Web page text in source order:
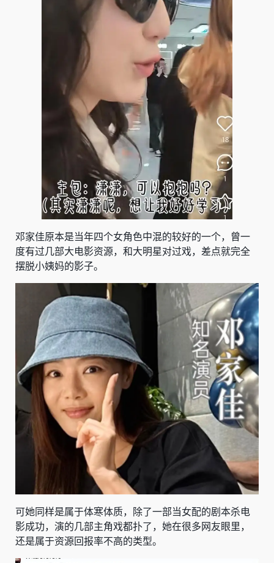
邓家佳原本是当年四个女角色中混的较好的一个，曾一
度有过几部大电影资源，和大明星对过戏，差点就完全
摆脱小姨妈的影子。
可她同样是属于体寒体质，除了一部当女配的剧本杀电
影成功，演的几部主角戏都扑了，她在很多网友眼里，
还是属于资源回报率不高的类型。